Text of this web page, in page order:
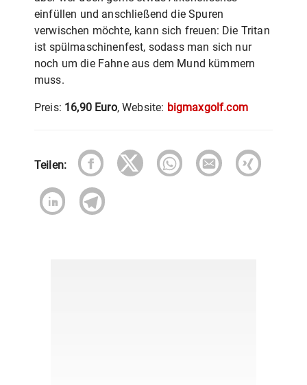
einfüllen und anschließend die Spuren
verwischen möchte, kann sich freuen: Die Tritan
ist spülmaschinenfest, sodass man sich nur
noch um die Fahne aus dem Mund kümmern
muss.
Preis: 16,90 Euro, Website: bigmaxgolf.com
Teilen: